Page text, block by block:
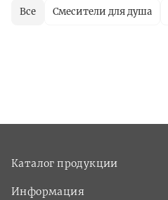
Все Смесители для душа
Каталог продукции
Информация